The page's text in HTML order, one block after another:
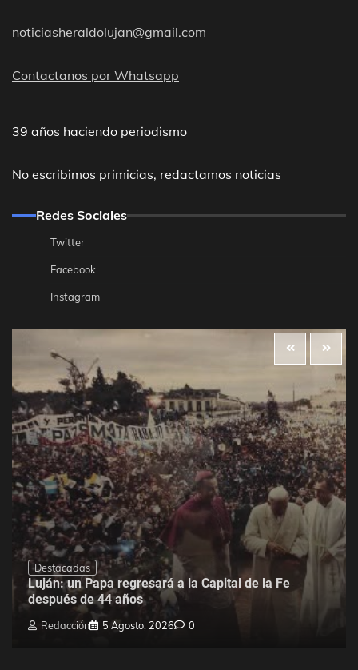
noticiasheraldolujan@gmail.com
Contactanos por Whatsapp
39 años haciendo periodismo
No escribimos primicias, redactamos noticias
Redes Sociales
Twitter
Facebook
Instagram
Destacadas
Luján: un Papa regresará a la Capital de la Fe
después de 44 años
Redacción 5 Agosto, 2026 0